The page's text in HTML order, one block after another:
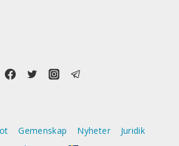
Gemenskap Nyheter
Juridik